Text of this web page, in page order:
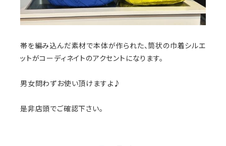
帯を編み込んだ素材で本体が作られた、筒状の巾着シルエ
ットがコーディネイトのアクセントになります。
男女問わずお使い頂けますよ♪
是非店頭でご確認下さい。